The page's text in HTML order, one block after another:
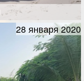
28 января 2020